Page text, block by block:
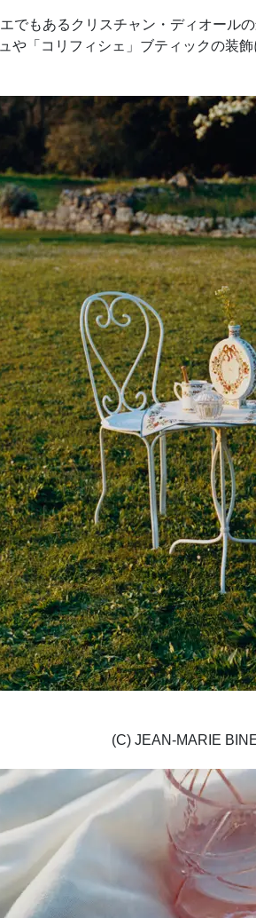
でもあるクリスチャン・ディオール
や「コリフィシェ」ブティックの装
(C) JEAN-MARIE